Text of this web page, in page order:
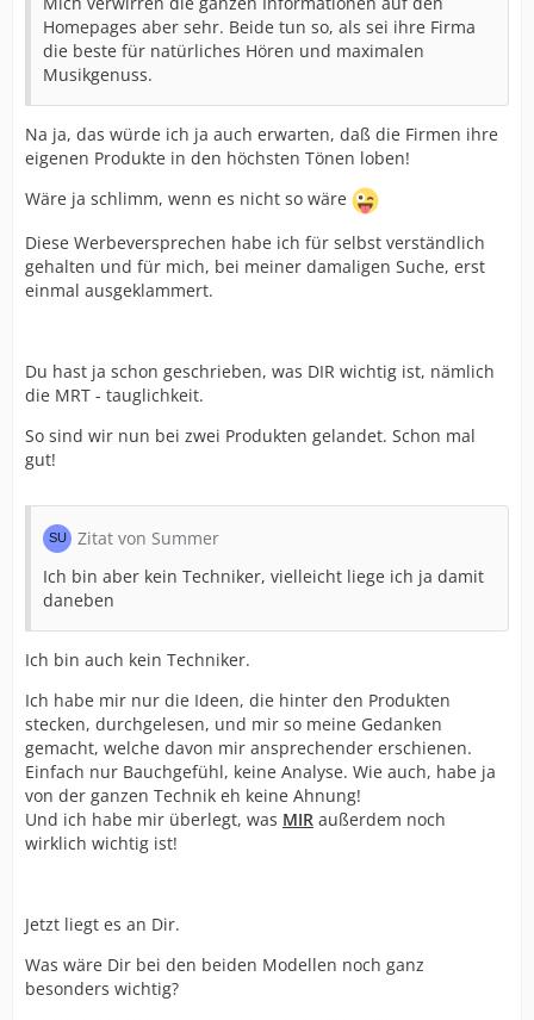
Homepages aber sehr. Beide tun so, als sei ihre Firma
die beste für natürliches Hören und maximalen
Musikgenuss.
Na ja, das würde ich ja auch erwarten, daß die Firmen ihre
eigenen Produkte in den höchsten Tönen loben!
Wäre ja schlimm, wenn es nicht so wäre
Diese Werbeversprechen habe ich für selbst verständlich
gehalten und für mich, bei meiner damaligen Suche, erst
einmal ausgeklammert.
Du hast ja schon geschrieben, was DIR wichtig ist, nämlich
die MRT - tauglichkeit.
So sind wir nun bei zwei Produkten gelandet. Schon mal
gut!
Zitat von Summer
Ich bin aber kein Techniker, vielleicht liege ich ja damit
daneben
Ich bin auch kein Techniker.
Ich habe mir nur die Ideen, die hinter den Produkten
stecken, durchgelesen, und mir so meine Gedanken
gemacht, welche davon mir ansprechender erschienen.
Einfach nur Bauchgefühl, keine Analyse. Wie auch, habe ja
von der ganzen Technik eh keine Ahnung!
Und ich habe mir überlegt, was MIR außerdem noch
wirklich wichtig ist!
Jetzt liegt es an Dir.
Was wäre Dir bei den beiden Modellen noch ganz
besonders wichtig?